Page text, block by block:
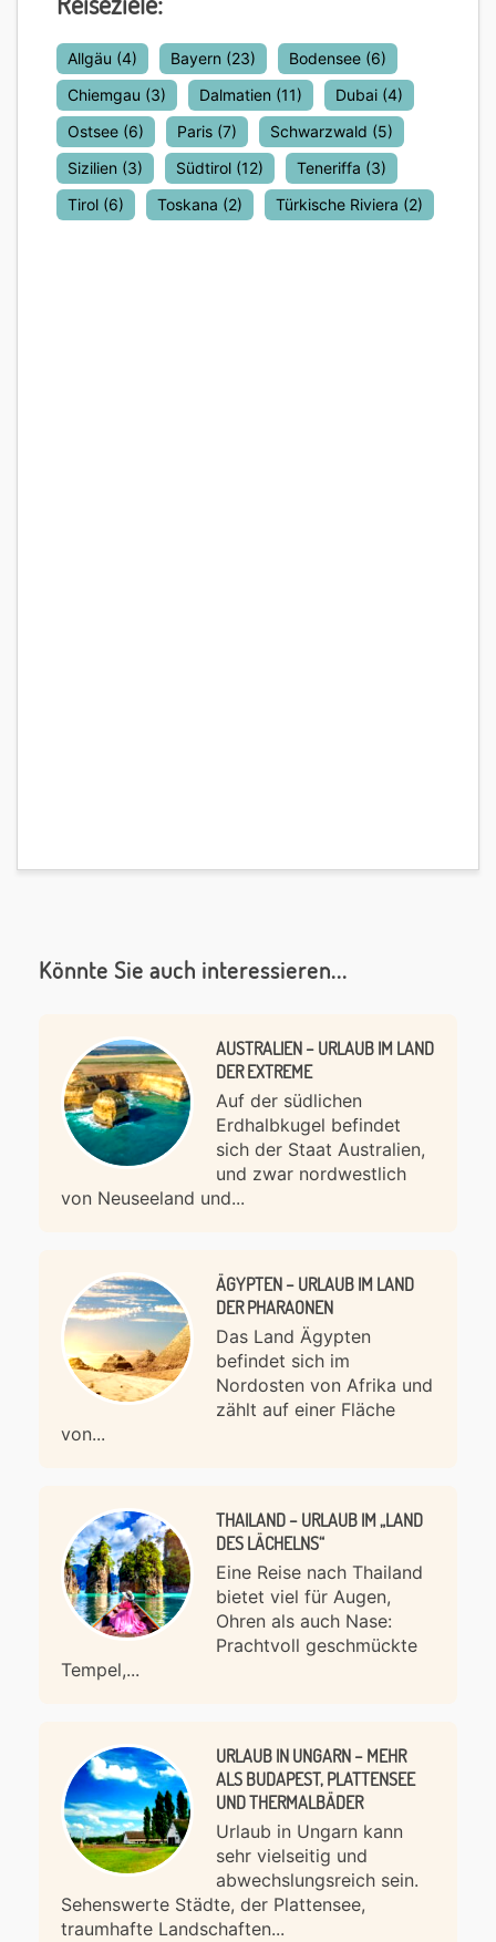
Allgäu (4) Bayern (23) Bodensee (6)
Chiemgau (3) Dalmatien (11) Dubai (4)
Ostsee (6) Paris (7) Schwarzwald (5)
Sizilien (3) Südtirol (12) Teneriffa (3)
Tirol (6) Toskana (2) Türkische Riviera (2)
Könnte Sie auch interessieren...
AUSTRALIEN – URLAUB IM LAND
DER EXTREME
Auf der südlichen
Erdhalbkugel befindet
sich der Staat Australien,
und zwar nordwestlich
von Neuseeland und...
ÄGYPTEN – URLAUB IM LAND
DER PHARAONEN
Das Land Ägypten
befindet sich im
Nordosten von Afrika und
zählt auf einer Fläche
von...
THAILAND – URLAUB IM „LAND
DES LÄCHELNS“
Eine Reise nach Thailand
bietet viel für Augen,
Ohren als auch Nase:
Prachtvoll geschmückte
Tempel,...
URLAUB IN UNGARN – MEHR
ALS BUDAPEST, PLATTENSEE
UND THERMALBÄDER
Urlaub in Ungarn kann
sehr vielseitig und
abwechslungsreich sein.
Sehenswerte Städte, der Plattensee,
traumhafte Landschaften...